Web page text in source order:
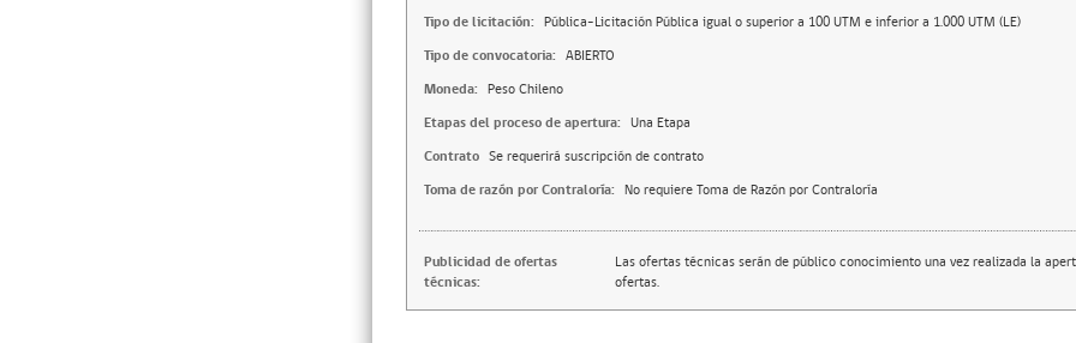
Tipo de licitación: Pública-Licitación Pública igual o superior a 100 UTM e inferior a 1.000 UTM (LE)
Tipo de convocatoria: ABIERTO
Moneda: Peso Chileno
Etapas del proceso de apertura: Una Etapa
Contrato Se requerirá suscripción de contrato
Toma de razón por Contraloría: No requiere Toma de Razón por Contraloría
Publicidad de ofertas
técnicas:
Las ofertas técnicas serán de público conocimiento una vez realizada la
ofertas.